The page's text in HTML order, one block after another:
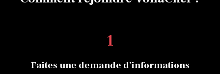
1
Faites une demande d’informations